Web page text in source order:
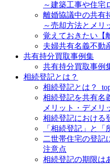
～建築工事や住宅
離婚協議中の共有
～売却方法とメリ
覚えておきたい【
夫婦共有名義不動
共有持分買取事例集
共有持分買取事例
相続登記とは？
相続登記とは？
相続登記を共有名
メリット・デメリ
相続登記における
「相続登記」と
二世帯住宅の登記
注意点
相続登記の期限は